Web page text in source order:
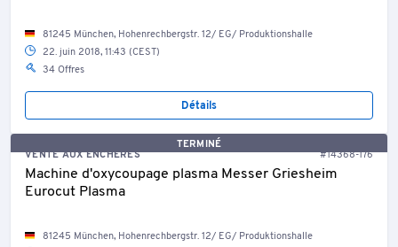
81245 München, Hohenrechbergstr. 12/ EG/ Produktionshalle
22. juin 2018, 11:43 (CEST)
34 Offres
Détails
TERMINÉ
VENTE AUX ENCHÈRES
#14368-176
Machine d'oxycoupage plasma Messer Griesheim
Eurocut Plasma
81245 München, Hohenrechbergstr. 12/ EG/ Produktionshalle